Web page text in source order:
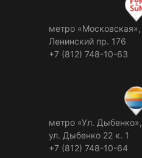
метро «Московская»,
Ленинский пр. 176
+7 (812) 748-10-63
метро «Ул. Дыбенко»,
ул. Дыбенко 22 к. 1
+7 (812) 748-10-64